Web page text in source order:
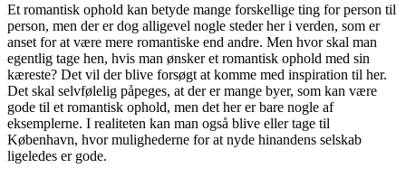
Et romantisk ophold kan betyde mange forskellige ting for person til
person, men der er dog alligevel nogle steder her i verden, som er
anset for at være mere romantiske end andre. Men hvor skal man
egentlig tage hen, hvis man ønsker et romantisk ophold med sin
kæreste? Det vil der blive forsøgt at komme med inspiration til her.
Det skal selvfølelig påpeges, at der er mange byer, som kan være
gode til et romantisk ophold, men det her er bare nogle af
eksemplerne. I realiteten kan man også blive eller tage til
København, hvor mulighederne for at nyde hinandens selskab
ligeledes er gode.